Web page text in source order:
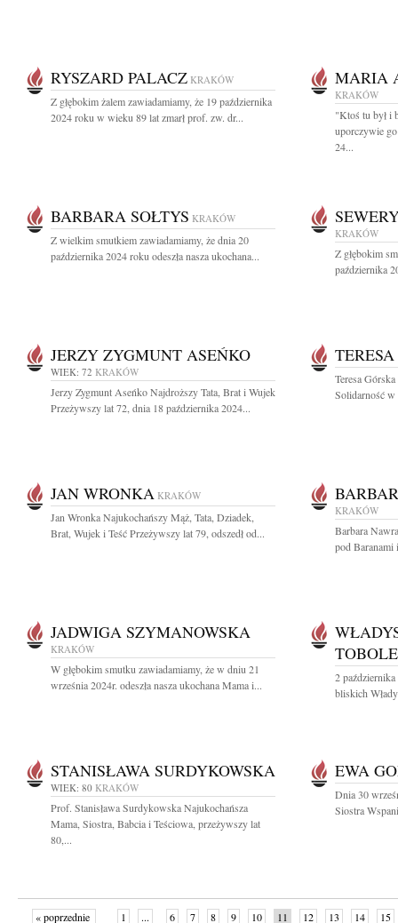
RYSZARD PALACZ KRAKÓW
Z głębokim żalem zawiadamiamy, że 19 października
2024 roku w wieku 89 lat zmarł prof. zw. dr...
MARIA
KRAKÓW
"Ktoś tu był i
uporczywie
24...
BARBARA SOŁTYS KRAKÓW
Z wielkim smutkiem zawiadamiamy, że dnia 20
października 2024 roku odeszła nasza ukochana...
KRAKÓW
Z głębokim
października
JERZY ZYGMUNT ASEŃKO
WIEK: 72 KRAKÓW
Jerzy Zygmunt Aseńko Najdroższy Tata, Brat i Wujek
Przeżywszy lat 72, dnia 18 października 2024...
Teresa
Solidarność
JAN WRONKA KRAKÓW
Jan Wronka Najukochańszy Mąż, Tata, Dziadek,
Brat, Wujek i Teść Przeżywszy lat 79, odszedł od...
KRAKÓW
Barbara
pod Baranami
JADWIGA SZYMANOWSKA
KRAKÓW
W głębokim smutku zawiadamiamy, że w dniu 21
września 2024r. odeszła nasza ukochana Mama i...
2
bliskich
STANISŁAWA SURDYKOWSKA
WIEK: 80 KRAKÓW
Prof. Stanisława Surdykowska Najukochańsza
Mama, Siostra, Babcia i Teściowa, przeżywszy lat
80,...
EWA
Dnia 30
Siostra
« poprzednie 1 ... 6 7 8 9 10 11 12 13 14 15